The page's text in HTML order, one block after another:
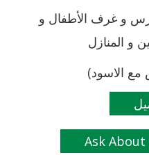
و غرف الأطفال و
و المنازل
مع الاسود)
Ask